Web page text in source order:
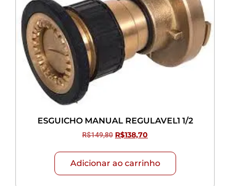
ESGUICHO MANUAL REGULAVEL1 1/2
R$149,80 R$138,70
Adicionar ao carrinho